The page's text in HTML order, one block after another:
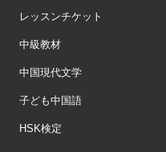
レッスンチケット
中級教材
中国現代文学
子ども中国語
HSK検定